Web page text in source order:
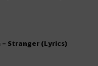
– Stranger (Lyrics)